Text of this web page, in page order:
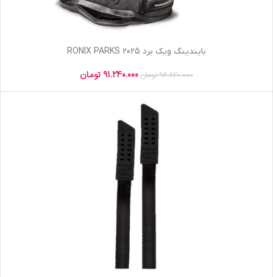
بایندینگ ویک برد RONIX PARKS 2025
96.820.000 تومان 91.240.000 تومان